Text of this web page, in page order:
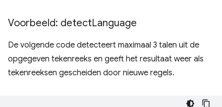
Voorbeeld: detectLanguage
De volgende code detecteert maximaal 3 talen uit de
opgegeven tekenreeks en geeft het resultaat weer als
tekenreeksen gescheiden door nieuwe regels.